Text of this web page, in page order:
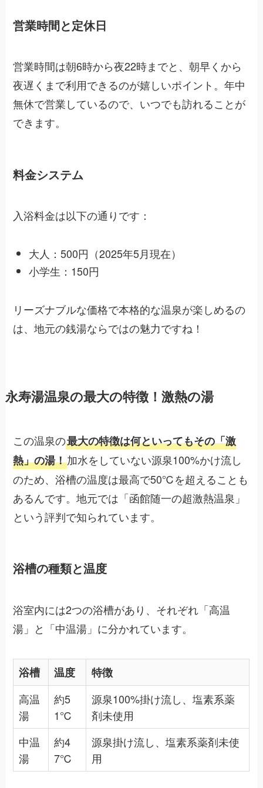
営業時間と定休日
営業時間は朝6時から夜22時までと、朝早くから
夜遅くまで利用できるのが嬉しいポイント。年中
無休で営業しているので、いつでも訪れることが
できます。
料金システム
入浴料金は以下の通りです：
大人：500円（2025年5月現在）
小学生：150円
リーズナブルな価格で本格的な温泉が楽しめるの
は、地元の銭湯ならではの魅力ですね！
永寿湯温泉の最大の特徴！激熱の湯
この温泉の最大の特徴は何といってもその「激
熱」の湯！加水をしていない源泉100%かけ流し
のため、浴槽の温度は最高で50℃を超えることも
あるんです。地元では「函館随一の超激熱温泉」
という評判で知られています。
浴槽の種類と温度
浴室内には2つの浴槽があり、それぞれ「高温
湯」と「中温湯」に分かれています。
浴槽 温度
特徴
高温
湯
約5
1℃
源泉100%掛け流し、塩素系薬
剤未使用
中温
湯
約4
7℃
源泉掛け流し、塩素系薬剤未使
用